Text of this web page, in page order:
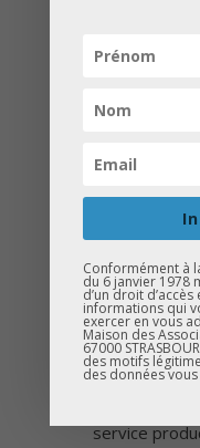
sélectionnés
qualificative
Une
et
3ème, qui
préparation
également
locaux et les
Un grand
service
Conformément à
du 6 janvier 1978
d’un droit
informations qui
exercer en vous
Maison des
67000
des motifs
des données